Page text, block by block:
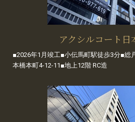
アクシルコート日
■2026年1月竣工■小伝馬町駅徒歩3分■総
本橋本町4-12-11■地上12階 RC造